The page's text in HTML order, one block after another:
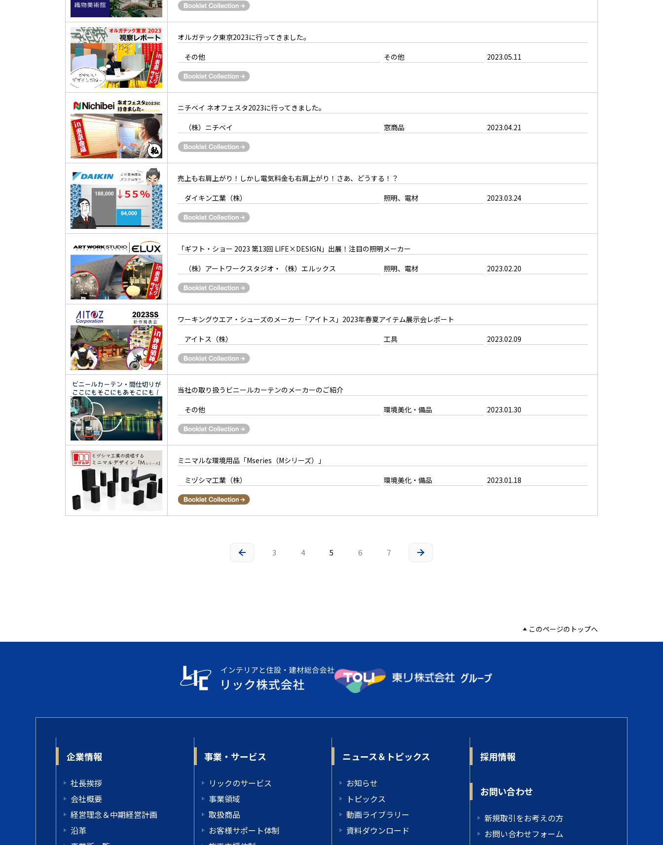
オルガテック東京2023に行ってきました。
その他
その他 2023.05.11
ニチベイ ネオフェスタ2023に行ってきました。
（株）ニチベイ
窓商品 2023.04.21
売上も右肩上がり！しかし電気料金も右肩上がり！さあ、どうする！？
ダイキン工業（株）
照明、電材 2023.03.24
「ギフト・ショー 2023 第13回 LIFE×DESIGN」出展！注目の照明メーカー
（株）アートワークスタジオ・（株）エルックス
照明、電材 2023.02.20
ワーキングウエア・シューズのメーカー「アイトス」2023年春夏アイテム展示会レポート
アイトス（株）
工具 2023.02.09
当社の取り扱うビニールカーテンのメーカーのご紹介
その他
環境美化・備品 2023.01.30
ミニマルな環境用品「Mseries（Mシリーズ）」
ミヅシマ工業（株）
環境美化・備品 2023.01.18
3 4 5 6 7
このページのトップへ
企業情報
社長挨拶
会社概要
経営理念＆中期経営計画
沿革
事業・サービス
リックのサービス
事業領域
取扱商品
お客様サポート体制
ニュース＆トピックス
お知らせ
トピックス
動画ライブラリー
資料ダウンロード
採用情報
お問い合わせ
新規取引をお考えの方
お問い合わせフォーム